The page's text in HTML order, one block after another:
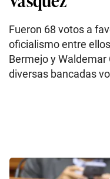
Fueron 68 votos a
oficialismo entre
Bermejo y
diversas bancadas